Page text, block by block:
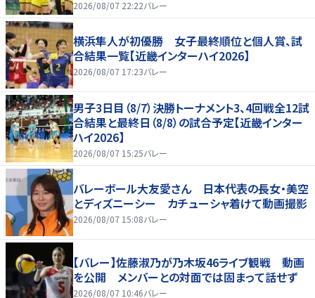
2026/08/07 22:22バレー
横浜隼人が初優勝 女子最終順位と個人賞、試
合結果一覧【近畿インターハイ2026】
2026/08/07 17:23バレー
男子3日目（8/7）決勝トーナメント3、4回戦全12試
合結果と最終日（8/8）の試合予定【近畿インター
ハイ2026】
2026/08/07 15:25バレー
バレーボール大友愛さん 日本代表の長女・美空
とディズニーシー カチューシャ着けて動画撮影
2026/08/07 15:08バレー
【バレー】佐藤淑乃が乃木坂46ライブ観戦 動画
を公開 メンバーとの対面では固まって話せず
2026/08/07 10:46バレー